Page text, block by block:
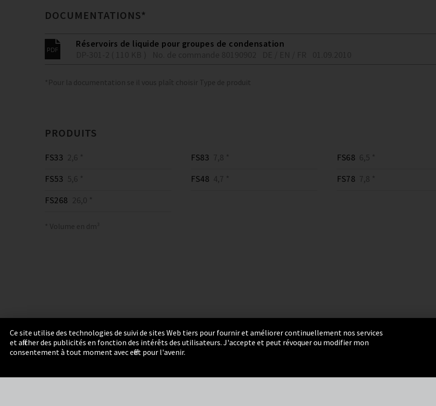
DOCUMENTATIONS*
Réservoirs de liquide pour groupes de condensation
*Pour la documentation se il vous plaît choisir Type de produit
PRODUITS
FS33 2,6 *
FS53 5,6 *
FS83 7,8 *
FS48 4,7 *
FS68 6,5 *
FS78 7,8 *
FS268 26,0 *
* Volume en dm³
Empreinte Politique de confidentialité
Ce site utilise des technologies de suivi de sites Web tiers pour fournir et améliorer continuellement nos services
et afficher des publicités en fonction des intérêts des utilisateurs. J'accepte et peut révoquer ou modifier mon
consentement à tout moment avec effet pour l'avenir.